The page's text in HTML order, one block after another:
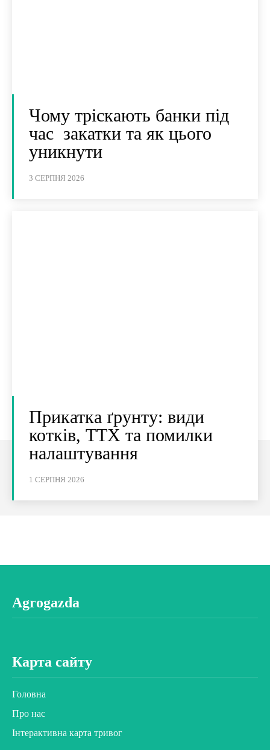
Чому тріскають банки під
час закатки та як цього
уникнути
3 СЕРПНЯ 2026
Прикатка ґрунту: види
котків, ТТХ та помилки
налаштування
1 СЕРПНЯ 2026
Agrogazda
Карта сайту
Головна
Про нас
Інтерактивна карта тривог